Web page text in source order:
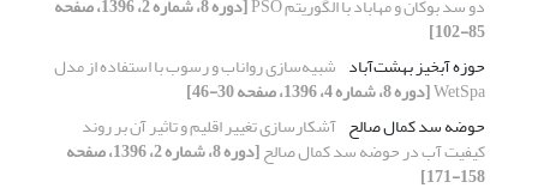
85-102]
حوزه آبخیز بهشت‌آباد شبیه‌سازی رواناب و رسوب با استفاده از مدل
WetSpa[دوره 8، شماره 4، 1396، صفحه 30-46]
حوضه سد کمال صالح آشکارسازی تغییر اقلیم و تاثیر آن بر روند
کیفیت آب در حوضه سد کمال صالح [دوره 8، شماره 2، 1396، صفحه
158-171]